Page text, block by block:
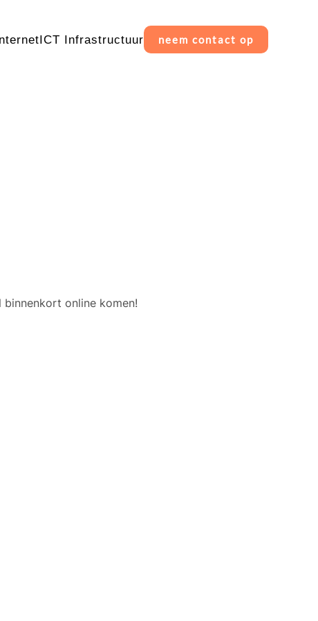
ICT Infrastructuur neem contact op
online komen!